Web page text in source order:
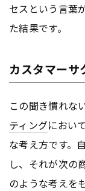
セスという言葉
た結果です。
カスタマーサ
この聞き慣れな
ティングにおい
な考え方です。
し、それが次の
のような考えを